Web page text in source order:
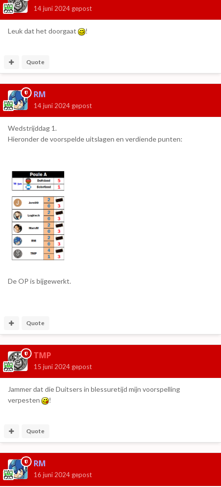
14 juni 2024 gepost
Leuk dat het doorgaat !
Quote
RM
14 juni 2024 gepost
Wedstrijddag 1.
Hieronder de voorspelde uitslagen en verdiende punten:
De OP is bijgewerkt.
Quote
TMP
15 juni 2024 gepost
Jammer dat die Duitsers in blessuretijd mijn voorspelling
verpesten
!
Quote
RM
16 juni 2024 gepost